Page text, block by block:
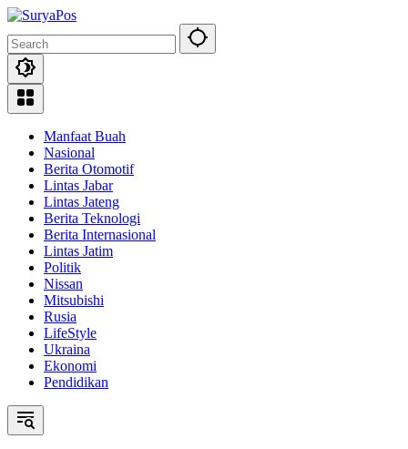
Skip
content
Manfaat Buah
Nasional
Berita Otomotif
Lintas Jabar
Lintas Jateng
Berita Teknologi
Berita Internasional
Lintas Jatim
Politik
Nissan
Mitsubishi
Rusia
LifeStyle
Ukraina
Ekonomi
Pendidikan